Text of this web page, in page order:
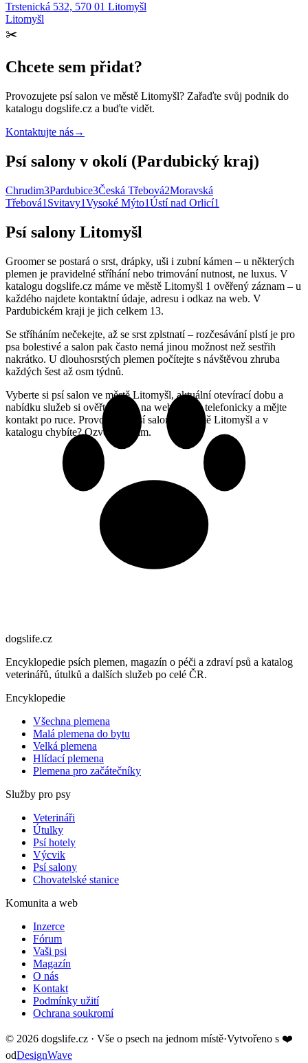
Trstenická 532, 570 01 Litomyšl
Litomyšl
✂️
Chcete sem přidat?
Provozujete psí salon ve městě Litomyšl? Zařaďte svůj podnik do
katalogu dogslife.cz a buďte vidět.
Kontaktujte nás→
Psí salony v okolí (Pardubický kraj)
Chrudim3Pardubice3Česká Třebová2Moravská
Třebová1 Svitavy1Vysoké Mýto1Ústí nad Orlicí1
Psí salony Litomyšl
Groomer se postará o srst, drápky, uši i zubní kámen – u některých
plemen je pravidelné stříhání nebo trimování nutnost, ne luxus. V
katalogu dogslife.cz máme ve městě Litomyšl 1 ověřený záznam – u
každého najdete kontaktní údaje, adresu i odkaz na web. V
Pardubickém kraji je jich celkem 13.
Se stříháním nečekejte, až se srst zplstnatí – rozčesávání plstí je pro
psa bolestivé a salon pak často nemá jinou možnost než sestřih
nakrátko. U dlouhosrstých plemen počítejte s návštěvou zhruba
každých šest až osm týdnů.
Vyberte si psí salon ve městě Litomyšl, aktuální otevírací dobu a
nabídku služeb si ověřte přímo na webu nebo telefonicky a mějte
kontakt po ruce. Provozujete psí salon ve městě Litomyšl a v
katalogu chybíte? Ozvěte se nám.
dogslife.cz
Encyklopedie psích plemen, magazín o péči a zdraví psů a katalog
veterinářů, útulků a dalších služeb po celé ČR.
Encyklopedie
Všechna plemena
Malá plemena do bytu
Velká plemena
Hlídací plemena
Plemena pro začátečníky
Služby pro psy
Veterináři
Útulky
Psí hotely
Výcvik
Psí salony
Chovatelské stanice
Komunita a web
Inzerce
Fórum
Vaši psi
Magazín
O nás
Kontakt
Podmínky užití
Ochrana soukromí
© 2026 dogslife.cz · Vše o psech na jednom místě·Vytvořeno s ❤️
odDesignWave